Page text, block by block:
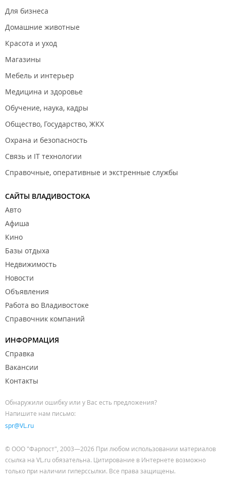
Для бизнеса
Домашние животные
Красота и уход
Магазины
Мебель и интерьер
Медицина и здоровье
Обучение, наука, кадры
Общество, Государство, ЖКХ
Охрана и безопасность
Связь и IT технологии
Справочные, оперативные и экстренные службы
САЙТЫ ВЛАДИВОСТОКА
Авто
Афиша
Кино
Базы отдыха
Недвижимость
Новости
Объявления
Работа во Владивостоке
Справочник компаний
ИНФОРМАЦИЯ
Справка
Вакансии
Контакты
Обнаружили ошибку или у Вас есть предложения?
Напишите нам письмо:
spr@VL.ru
© ООО "Фарпост", 2003—2026 При любом использовании материалов
ссылка на VL.ru обязательна. Цитирование в Интернете возможно
только при наличии гиперссылки. Все права защищены.